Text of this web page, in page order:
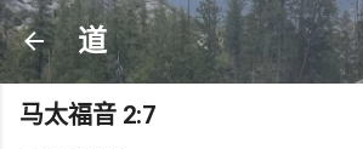
跳至主要内容
道
马太福音 2:7